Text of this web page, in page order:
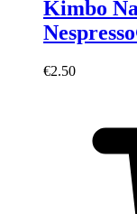
Kimbo
€2.50